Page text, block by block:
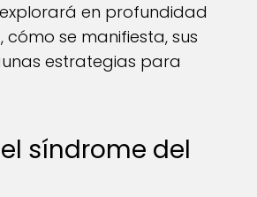
en profundidad
cómo se manifiesta, sus
estrategias para
síndrome del